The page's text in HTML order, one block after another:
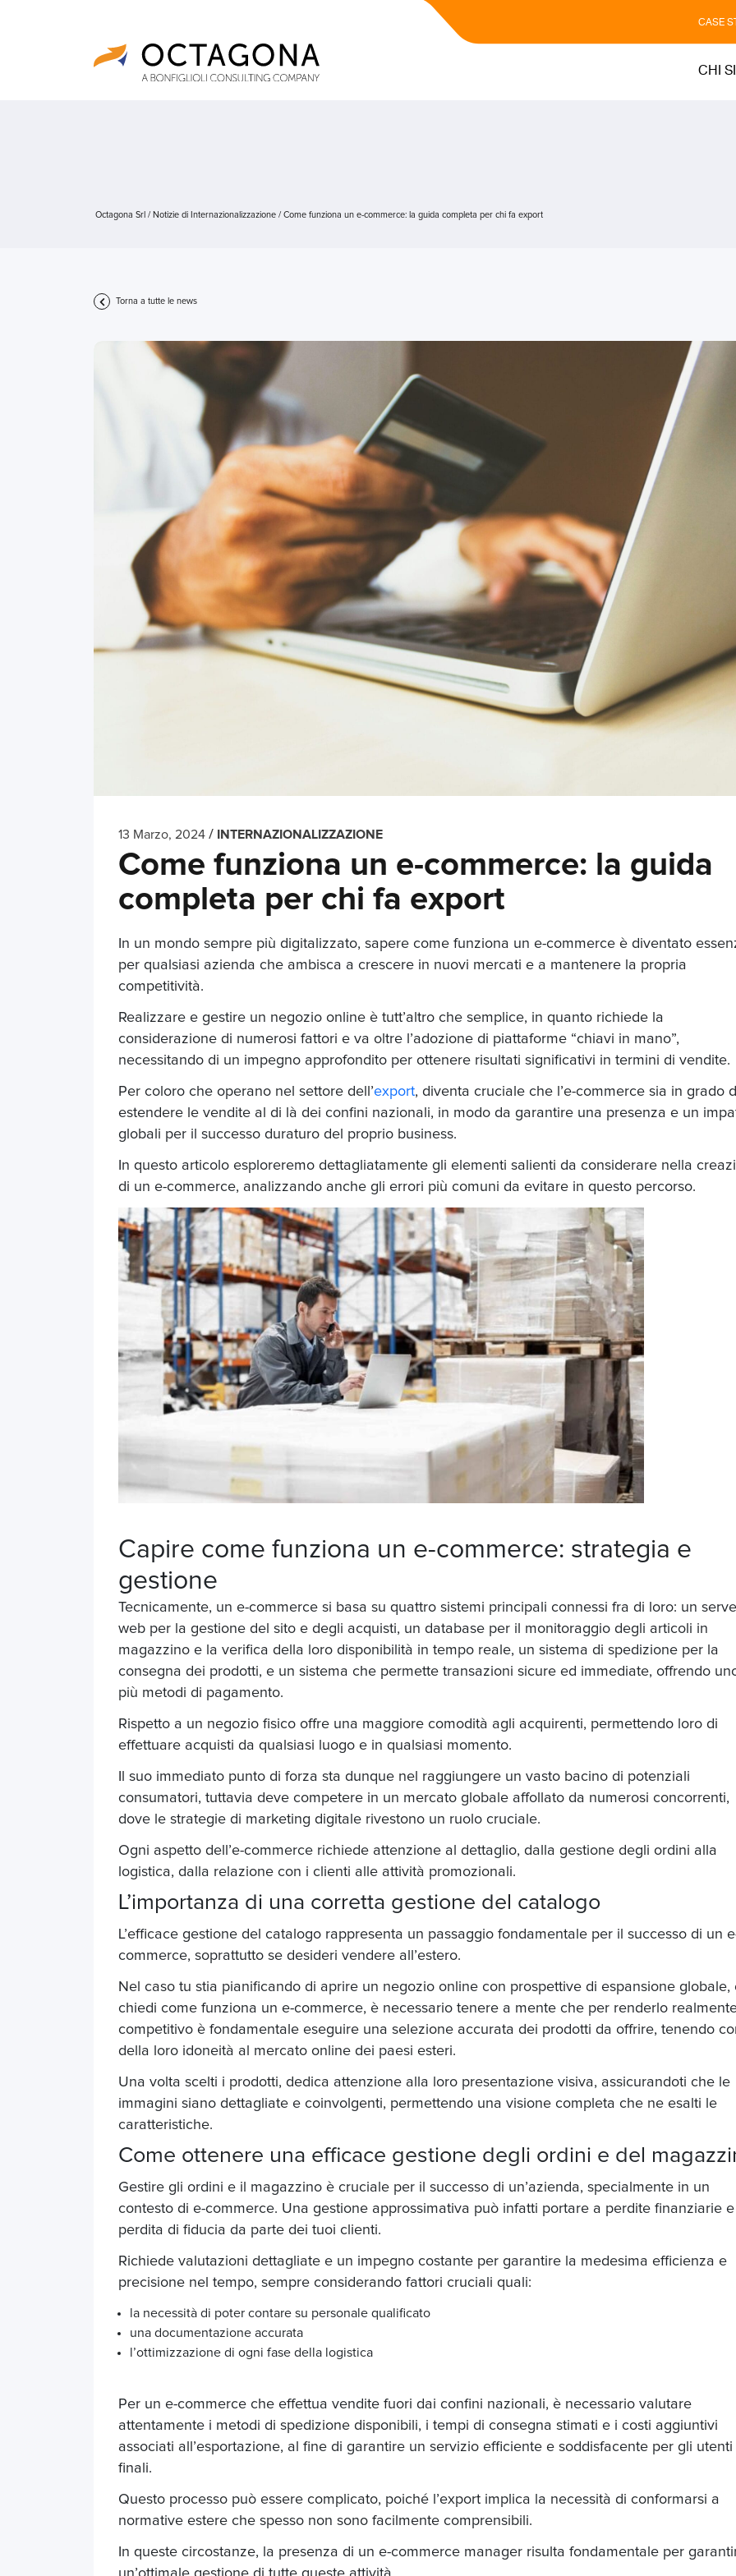
CASE
CHI
Octagona Srl / Notizie di Internazionalizzazione / Come funziona un e-commerce: la guida completa per chi fa export
Torna a tutte le news
13 Marzo, 2024 / INTERNAZIONALIZZAZIONE
Come funziona un e-commerce: la guida
completa per chi fa export
In un mondo sempre più digitalizzato, sapere come funziona un e-commerce è diventato
per qualsiasi azienda che ambisca a crescere in nuovi mercati e a mantenere la propria
competitività.
Realizzare e gestire un negozio online è tutt’altro che semplice, in quanto richiede la
considerazione di numerosi fattori e va oltre l’adozione di piattaforme “chiavi in mano”,
necessitando di un impegno approfondito per ottenere risultati significativi in termini di vendite.
Per coloro che operano nel settore dell’export, diventa cruciale che l’e-commerce sia in grado
estendere le vendite al di là dei confini nazionali, in modo da garantire una presenza e un
globali per il successo duraturo del proprio business.
In questo articolo esploreremo dettagliatamente gli elementi salienti da considerare nella
di un e-commerce, analizzando anche gli errori più comuni da evitare in questo percorso.
Capire come funziona un e-commerce: strategia e
gestione
Tecnicamente, un e-commerce si basa su quattro sistemi principali connessi fra di loro: un
web per la gestione del sito e degli acquisti, un database per il monitoraggio degli articoli in
magazzino e la verifica della loro disponibilità in tempo reale, un sistema di spedizione per la
consegna dei prodotti, e un sistema che permette transazioni sicure ed immediate, offrendo
più metodi di pagamento.
Rispetto a un negozio fisico offre una maggiore comodità agli acquirenti, permettendo loro di
effettuare acquisti da qualsiasi luogo e in qualsiasi momento.
Il suo immediato punto di forza sta dunque nel raggiungere un vasto bacino di potenziali
consumatori, tuttavia deve competere in un mercato globale affollato da numerosi concorrenti,
dove le strategie di marketing digitale rivestono un ruolo cruciale.
Ogni aspetto dell’e-commerce richiede attenzione al dettaglio, dalla gestione degli ordini alla
logistica, dalla relazione con i clienti alle attività promozionali.
L’importanza di una corretta gestione del catalogo
L’efficace gestione del catalogo rappresenta un passaggio fondamentale per il successo di un
commerce, soprattutto se desideri vendere all’estero.
Nel caso tu stia pianificando di aprire un negozio online con prospettive di espansione globale,
chiedi come funziona un e-commerce, è necessario tenere a mente che per renderlo
competitivo è fondamentale eseguire una selezione accurata dei prodotti da offrire, tenendo
della loro idoneità al mercato online dei paesi esteri.
Una volta scelti i prodotti, dedica attenzione alla loro presentazione visiva, assicurandoti che le
immagini siano dettagliate e coinvolgenti, permettendo una visione completa che ne esalti le
caratteristiche.
Come ottenere una efficace gestione degli ordini e del
Gestire gli ordini e il magazzino è cruciale per il successo di un’azienda, specialmente in un
contesto di e-commerce. Una gestione approssimativa può infatti portare a perdite finanziarie
perdita di fiducia da parte dei tuoi clienti.
Richiede valutazioni dettagliate e un impegno costante per garantire la medesima efficienza e
precisione nel tempo, sempre considerando fattori cruciali quali:
la necessità di poter contare su personale qualificato
una documentazione accurata
l’ottimizzazione di ogni fase della logistica
Per un e-commerce che effettua vendite fuori dai confini nazionali, è necessario valutare
attentamente i metodi di spedizione disponibili, i tempi di consegna stimati e i costi aggiuntivi
associati all’esportazione, al fine di garantire un servizio efficiente e soddisfacente per gli utenti
finali.
Questo processo può essere complicato, poiché l’export implica la necessità di conformarsi a
normative estere che spesso non sono facilmente comprensibili.
In queste circostanze, la presenza di un e-commerce manager risulta fondamentale per